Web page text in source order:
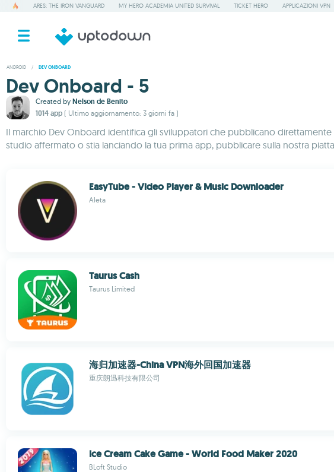
ARES: THE IRON VANGUARD MY HERO ACADEMIA UNITED SURVIVAL TICKET HERO APPLICAZIONI VPN
ANDROID / DEV ONBOARD
Dev Onboard - 5
Created by Nelson de Benito
1014 app ( Ultimo aggiornamento: 3 giorni fa )
Il marchio Dev Onboard identifica gli sviluppatori che pubblicano
studio affermato o stia lanciando la tua prima app, pubblicare sulla nostra
EasyTube - Video Player & Music Downloader
Aleta
Taurus Cash
Taurus Limited
海归加速器-China VPN海外回国加速器
重庆朗迅科技有限公司
Ice Cream Cake Game - World Food Maker 2020
BLoft Studio